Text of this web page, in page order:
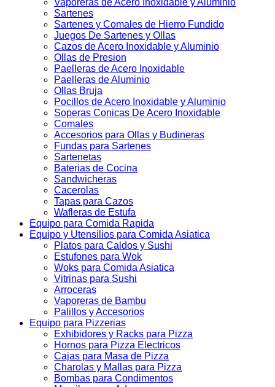
Vaporeras de Acero Inoxidable y Aluminio
Sartenes
Sartenes y Comales de Hierro Fundido
Juegos De Sartenes y Ollas
Cazos de Acero Inoxidable y Aluminio
Ollas de Presion
Paelleras de Acero Inoxidable
Paelleras de Aluminio
Ollas Bruja
Pocillos de Acero Inoxidable y Aluminio
Soperas Conicas De Acero Inoxidable
Comales
Accesorios para Ollas y Budineras
Fundas para Sartenes
Sartenetas
Baterias de Cocina
Sandwicheras
Cacerolas
Tapas para Cazos
Wafleras de Estufa
Equipo para Comida Rapida
Equipo y Utensilios para Comida Asiatica
Platos para Caldos y Sushi
Estufones para Wok
Woks para Comida Asiatica
Vitrinas para Sushi
Arroceras
Vaporeras de Bambu
Palillos y Accesorios
Equipo para Pizzerias
Exhibidores y Racks para Pizza
Hornos para Pizza Electricos
Cajas para Masa de Pizza
Charolas y Mallas para Pizza
Bombas para Condimentos